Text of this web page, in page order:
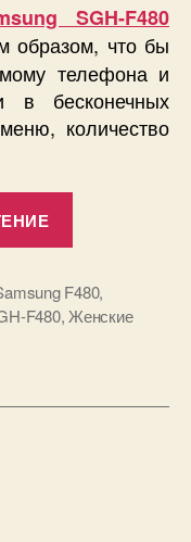
SGH-F480
образом, что бы
телефона и
в бесконечных
количество
Pink
в
розовом
F480,
F480,Женские